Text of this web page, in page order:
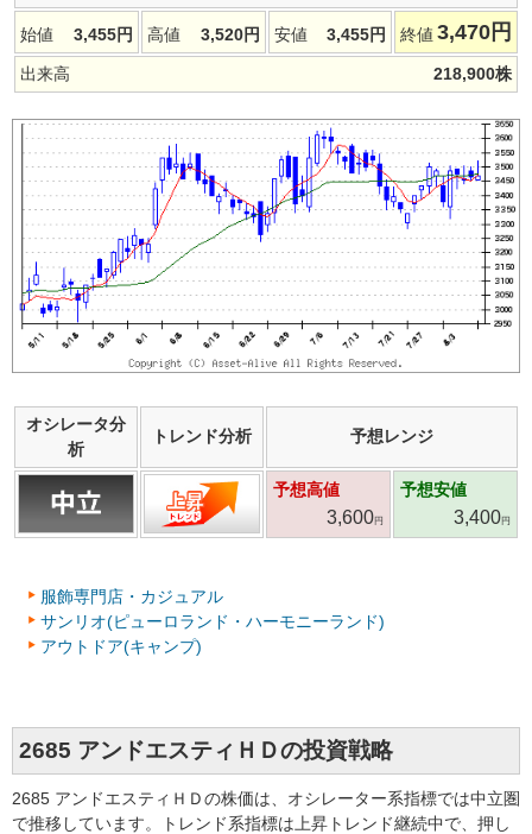
始値 3,455円 高値 3,520円 安値 3,455円 終値 3,470 円
出来高 218,900株
オシレータ分
析
トレンド分析 予想レンジ
予想高値
3,600円
予想安値
3,400円
服飾専門店・カジュアル
サンリオ(ピューロランド・ハーモニーランド)
アウトドア(キャンプ)
2685 アンドエスティＨＤの投資戦略
2685 アンドエスティＨＤの株価は、オシレーター系指標では中立圏
で推移しています。トレンド系指標は上昇トレンド継続中で、押し